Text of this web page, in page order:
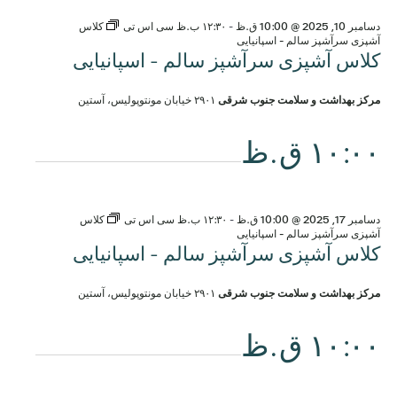
کلاس آشپزی سرآشپز سالم - اسپانیایی
دسامبر 10, 2025 @ 10:00 ق.ظ - ۱۲:۳۰ ب.ظ سی اس تی
کلاس
آشپزی سرآشپز سالم - اسپانیایی
مرکز بهداشت و سلامت جنوب شرقی ۲۹۰۱ خیابان مونتوپولیس، آستین
۱۰:۰۰ ق.ظ
کلاس آشپزی سرآشپز سالم - اسپانیایی
دسامبر 17, 2025 @ 10:00 ق.ظ - ۱۲:۳۰ ب.ظ سی اس تی
کلاس
آشپزی سرآشپز سالم - اسپانیایی
مرکز بهداشت و سلامت جنوب شرقی ۲۹۰۱ خیابان مونتوپولیس، آستین
۱۰:۰۰ ق.ظ